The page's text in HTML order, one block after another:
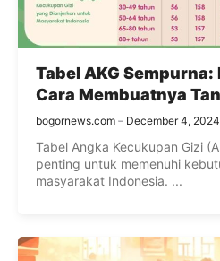
Tabel AKG
Cara Membuatnya
bogornews.com December 4, 2024
Tabel Angka Kecukupan Gizi
penting untuk memenuhi
masyarakat Indonesia. ...